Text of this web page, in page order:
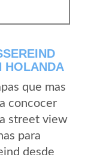
HOLANDA
que mas
concocer
street view
para
desde